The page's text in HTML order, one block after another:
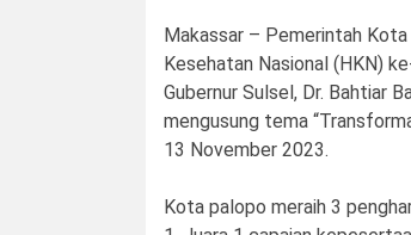
Makassar – Pemerintah
Kesehatan Nasional (HKN)
Gubernur Sulsel, Dr. Bahtiar
mengusung tema
13 November 2023.
Kota palopo meraih 3